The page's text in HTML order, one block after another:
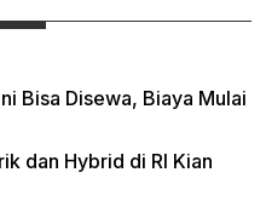
Bisa Disewa, Biaya Mulai
dan Hybrid di RI Kian